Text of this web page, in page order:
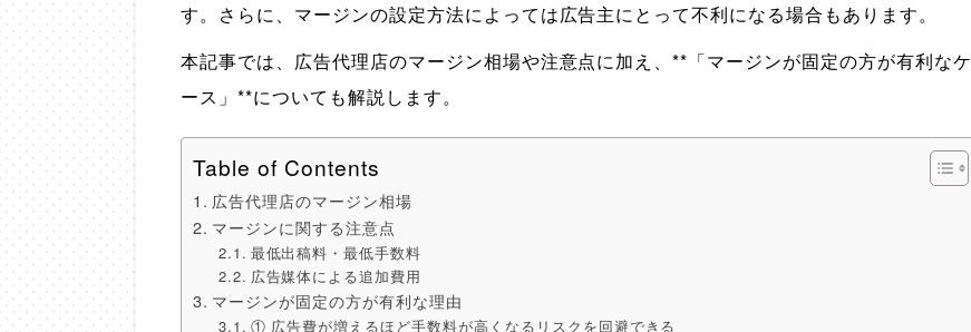
す。さらに、マージンの設定方法によっては広告主にとって不利になる場合もあります。
本記事では、広告代理店のマージン相場や注意点に加え、**「マージンが固定の方が有利なケ
ース」**についても解説します。
Table of Contents
広告代理店のマージン相場
マージンに関する注意点
最低出稿料・最低手数料
広告媒体による追加費用
マージンが固定の方が有利な理由
① 広告費が増えるほど手数料が高くなるリスクを回避できる